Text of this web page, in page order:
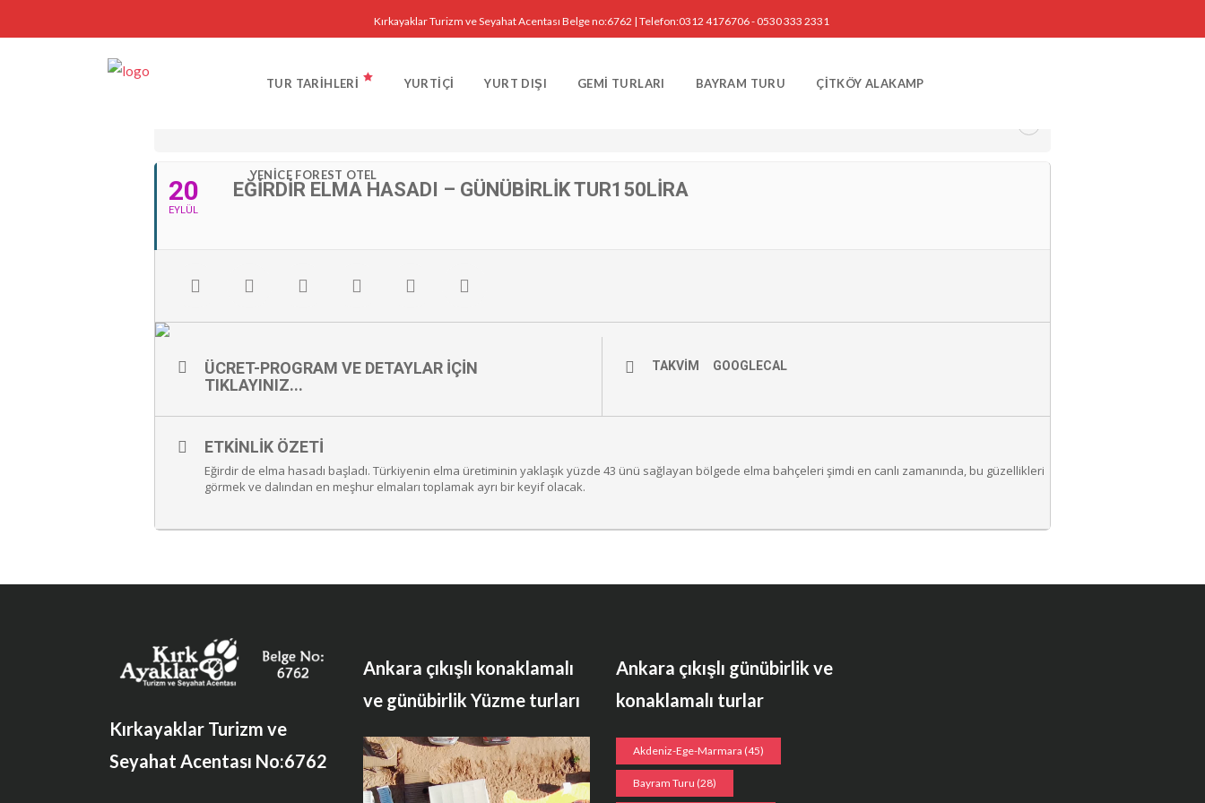
Kırkayaklar Turizm ve Seyahat Acentası Belge no:6762 | Telefon:0312 4176706 - 0530 333 2331
TUR TARIHLERI YURTIÇI YURT DIŞI GEMI TURLARI BAYRAM TURU ÇİTKÖY ALAKAMP
YENICE FOREST OTEL
EYLÜL, 2019
BU ETKINLIK TEKRARLANAN BIR ETKINLIK
20
EYLÜL
EĞIRDIR ELMA HASADI – GÜNÜBIRLIK TUR150LIRA
ÜCRET-PROGRAM VE DETAYLAR IÇIN
TIKLAYINIZ...
TAKVIM GOOGLECAL
ETKINLIK ÖZETI
Eğirdir de elma hasadı başladı. Türkiyenin elma üretiminin yaklaşık yüzde 43 ünü sağlayan bölgede elma bahçeleri şimdi en canlı zamanında, bu güzellikleri
görmek ve dalından en meşhur elmaları toplamak ayrı bir keyif olacak.
Kırkayaklar Turizm ve
Seyahat Acentası No:6762
Ankara çıkışlı konaklamalı
ve günübirlik Yüzme turları
Ankara çıkışlı günübirlik ve
konaklamalı turlar
Akdeniz-Ege-Marmara (45)
Bayram Turu (28)